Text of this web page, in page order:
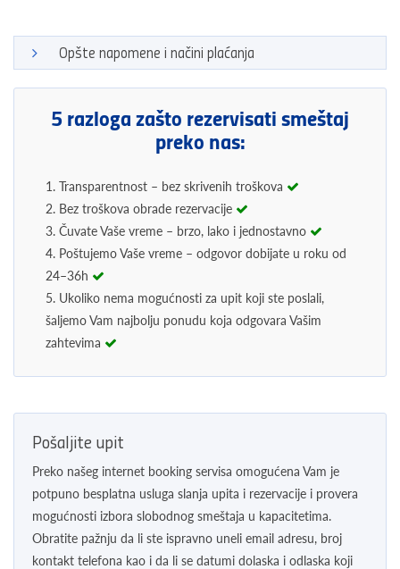
Opšte napomene i načini plaćanja
5 razloga zašto rezervisati smeštaj
preko nas:
1. Transparentnost – bez skrivenih troškova
2. Bez troškova obrade rezervacije
3. Čuvate Vaše vreme – brzo, lako i jednostavno
4. Poštujemo Vaše vreme – odgovor dobijate u roku od
24–36h
5. Ukoliko nema mogućnosti za upit koji ste poslali,
šaljemo Vam najbolju ponudu koja odgovara Vašim
zahtevima
Pošaljite upit
Preko našeg internet booking servisa omogućena Vam je
potpuno besplatna usluga slanja upita i rezervacije i provera
mogućnosti izbora slobodnog smeštaja u kapacitetima.
Obratite pažnju da li ste ispravno uneli email adresu, broj
kontakt telefona kao i da li se datumi dolaska i odlaska koji